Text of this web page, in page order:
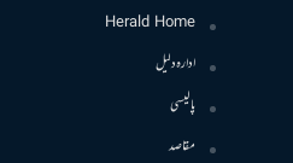
Herald Home
ادارہ دلیل
پالیسی
مقاصد